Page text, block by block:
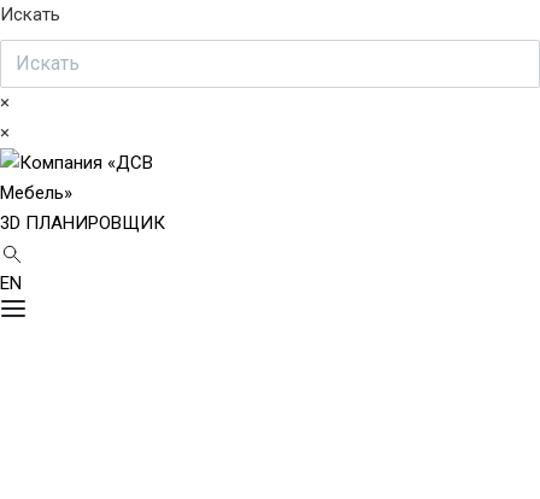
Искать
×
×
3D ПЛАНИРОВЩИК
EN